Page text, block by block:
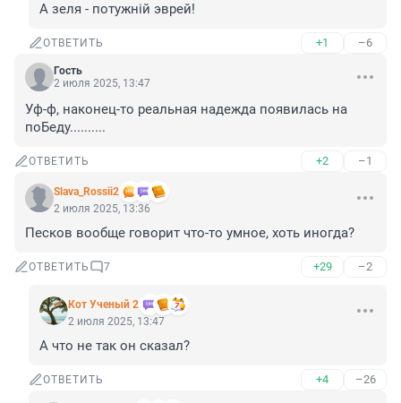
А зеля - потужнiй эврей!
ОТВЕТИТЬ +1 –6
Гость
2 июля 2025, 13:47
Уф-ф, наконец-то реальная надежда появилась на
поБеду..........
ОТВЕТИТЬ +2 –1
Slava_Rossii2
2 июля 2025, 13:36
Песков вообще говорит что-то умное, хоть иногда?
ОТВЕТИТЬ 7 +29 –2
Кот Ученый 2
2 июля 2025, 13:47
А что не так он сказал?
ОТВЕТИТЬ +4 –26